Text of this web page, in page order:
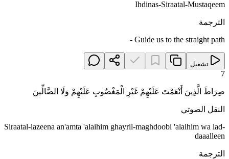
Ihdinas-Siraatal-Mustaqeem
الترجمة
Guide us to the straight path -
تشغيل
7
صِرَاطَ الَّذِينَ أَنْعَمْتَ عَلَيْهِمْ غَيْرِ الْمَغْضُوبِ عَلَيْهِمْ وَلَا الضَّالِّينَ
النقل الصوتي
Siraatal-lazeena an'amta 'alaihim ghayril-maghdoobi 'alaihim wa lad-
daaalleen
الترجمة